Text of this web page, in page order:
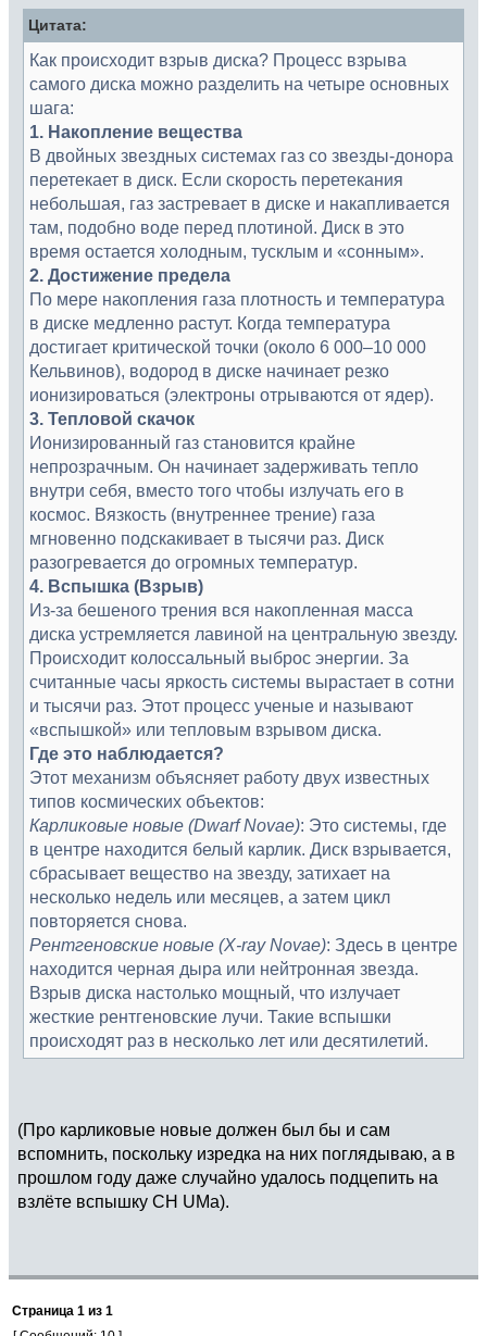
Цитата:
Как происходит взрыв диска? Процесс взрыва
самого диска можно разделить на четыре основных
шага:
1. Накопление вещества
В двойных звездных системах газ со звезды-донора
перетекает в диск. Если скорость перетекания
небольшая, газ застревает в диске и накапливается
там, подобно воде перед плотиной. Диск в это
время остается холодным, тусклым и «сонным».
2. Достижение предела
По мере накопления газа плотность и температура
в диске медленно растут. Когда температура
достигает критической точки (около 6 000–10 000
Кельвинов), водород в диске начинает резко
ионизироваться (электроны отрываются от ядер).
3. Тепловой скачок
Ионизированный газ становится крайне
непрозрачным. Он начинает задерживать тепло
внутри себя, вместо того чтобы излучать его в
космос. Вязкость (внутреннее трение) газа
мгновенно подскакивает в тысячи раз. Диск
разогревается до огромных температур.
4. Вспышка (Взрыв)
Из-за бешеного трения вся накопленная масса
диска устремляется лавиной на центральную звезду.
Происходит колоссальный выброс энергии. За
считанные часы яркость системы вырастает в сотни
и тысячи раз. Этот процесс ученые и называют
«вспышкой» или тепловым взрывом диска.
Где это наблюдается?
Этот механизм объясняет работу двух известных
типов космических объектов:
Карликовые новые (Dwarf Novae): Это системы, где
в центре находится белый карлик. Диск взрывается,
сбрасывает вещество на звезду, затихает на
несколько недель или месяцев, а затем цикл
повторяется снова.
Рентгеновские новые (X-ray Novae): Здесь в центре
находится черная дыра или нейтронная звезда.
Взрыв диска настолько мощный, что излучает
жесткие рентгеновские лучи. Такие вспышки
происходят раз в несколько лет или десятилетий.
(Про карликовые новые должен был бы и сам
вспомнить, поскольку изредка на них поглядываю, а в
прошлом году даже случайно удалось подцепить на
взлёте вспышку CH UMa).
Страница 1 из 1